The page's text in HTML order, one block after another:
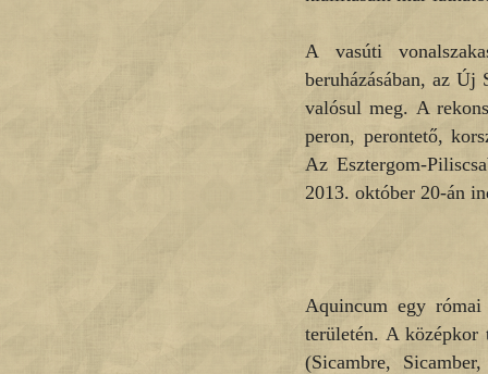
A vasúti
beruházásában, az
valósul meg. A
peron, perontető,
Az Esztergom-
2013. október 20-án
Aquincum egy
területén. A
(Sicambre,